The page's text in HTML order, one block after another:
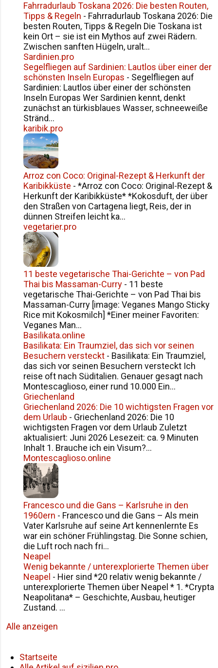
Fahrradurlaub Toskana 2026: Die besten Routen,
Tipps & Regeln - Fahrradurlaub Toskana 2026: Die
besten Routen, Tipps & Regeln Die Toskana ist
kein Ort – sie ist ein Mythos auf zwei Rädern.
Zwischen sanften Hügeln, uralt...
Sardinien.pro
Segelfliegen auf Sardinien: Lautlos über einer der
schönsten Inseln Europas - Segelfliegen auf
Sardinien: Lautlos über einer der schönsten
Inseln Europas Wer Sardinien kennt, denkt
zunächst an türkisblaues Wasser, schneeweiße
Stränd...
karibik.pro
Arroz con Coco: Original-Rezept & Herkunft der
Karibikküste - *Arroz con Coco: Original-Rezept &
Herkunft der Karibikküste* *Kokosduft, der über
den Straßen von Cartagena liegt, Reis, der in
dünnen Streifen leicht ka...
vegetarier.pro
11 beste vegetarische Thai-Gerichte – von Pad
Thai bis Massaman-Curry - 11 beste
vegetarische Thai-Gerichte – von Pad Thai bis
Massaman-Curry [image: Veganes Mango Sticky
Rice mit Kokosmilch] *Einer meiner Favoriten:
Veganes Man...
Basilikata.online
Basilikata: Ein Traumziel, das sich vor seinen
Besuchern versteckt - Basilikata: Ein Traumziel,
das sich vor seinen Besuchern versteckt Ich
reise oft nach Süditalien. Genauer gesagt nach
Montescaglioso, einer rund 10.000 Ein...
Griechenland
Griechenland 2026: Die 10 wichtigsten Fragen vor
dem Urlaub - Griechenland 2026: Die 10
wichtigsten Fragen vor dem Urlaub Zuletzt
aktualisiert: Juni 2026 Lesezeit: ca. 9 Minuten
Inhalt 1. Brauche ich ein Visum?...
Montescaglioso.online
Francesco und die Gans – Karlsruhe in den
1960ern - Francesco und die Gans – Als mein
Vater Karlsruhe auf seine Art kennenlernte Es
war ein schöner Frühlingstag. Die Sonne schien,
die Luft roch nach fri...
Neapel
Wenig bekannte / unterexplorierte Themen über
Neapel - Hier sind *20 relativ wenig bekannte /
unterexplorierte Themen über Neapel * 1. *Crypta
Neapolitana* – Geschichte, Ausbau, heutiger
Zustand. ...
Alle anzeigen
Startseite